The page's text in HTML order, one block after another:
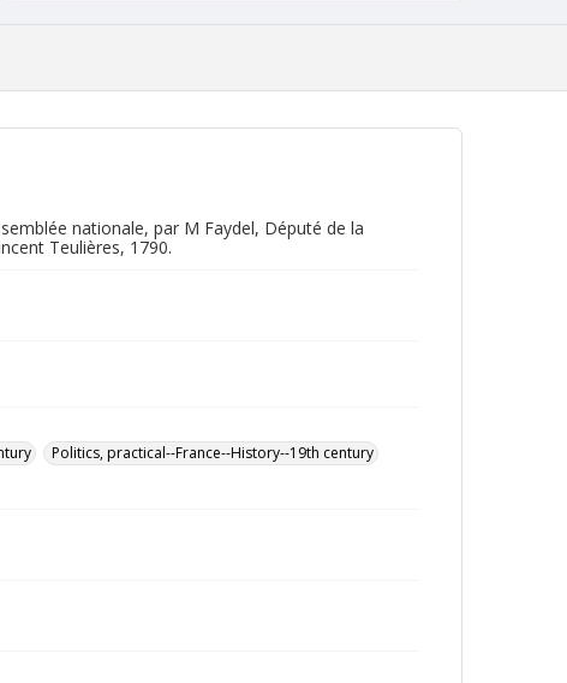
nationale, par M Faydel, Député de la
Teulières, 1790.
Politics, practical--France--History--19th century